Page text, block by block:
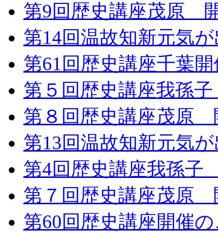
第9回歴史講座茂原
第14回温故知新元気
第61回歴史講座千葉
第５回歴史講座我孫
第８回歴史講座茂原
第13回温故知新元気
第4回歴史講座我孫
第７回歴史講座茂原
第60回歴史講座開催